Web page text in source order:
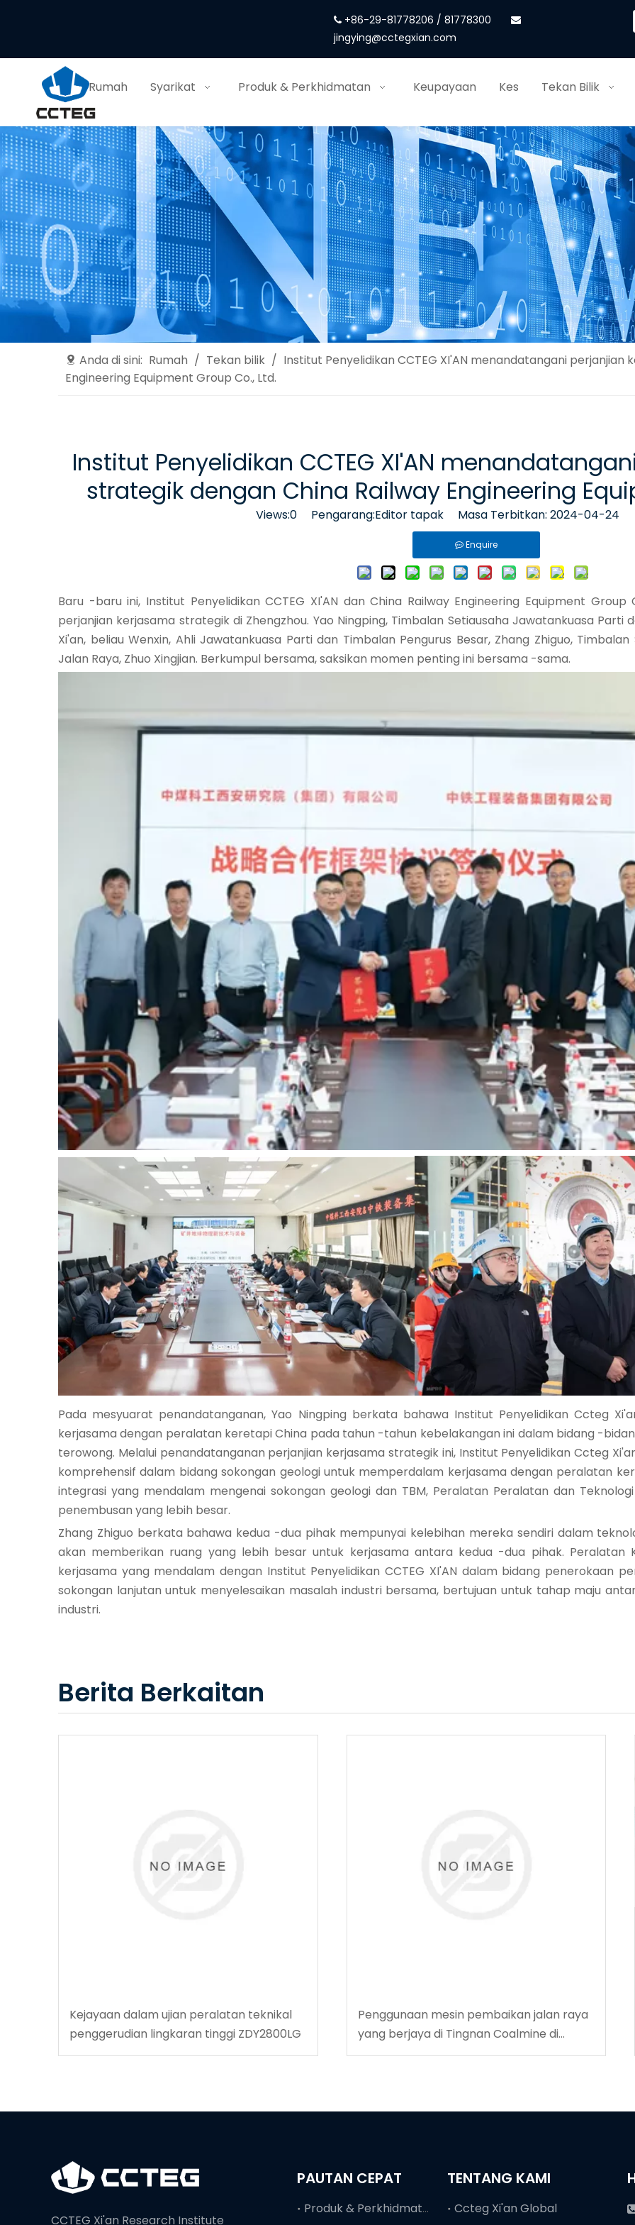
 +86-29-81778206 / 81778300
jingying@cctegxian.com
Rumah Syarikat Produk & Perkhidmatan Keupayaan Kes Tekan Bilik
Anda di sini: Rumah / Tekan bilik / Institut Penyelidikan CCTEG XI'AN menandatangani
Engineering Equipment Group Co., Ltd.
Institut Penyelidikan CCTEG XI'AN
strategik dengan China Railway Engineering
Views:0Pengarang:Editor tapak Masa Terbitkan: 2024-04-24
Enquire
Baru -baru ini, Institut Penyelidikan CCTEG XI'AN dan China Railway Engineering Equipment
perjanjian kerjasama strategik di Zhengzhou. Yao Ningping, Timbalan Setiausaha Jawatankuasa Parti
Xi'an, beliau Wenxin, Ahli Jawatankuasa Parti dan Timbalan Pengurus Besar, Zhang Zhiguo,
Jalan Raya, Zhuo Xingjian. Berkumpul bersama, saksikan momen penting ini bersama -sama.
Pada mesyuarat penandatanganan, Yao Ningping berkata bahawa Institut Penyelidikan Ccteg
kerjasama dengan peralatan keretapi China pada tahun -tahun kebelakangan ini dalam bidang -
terowong. Melalui penandatanganan perjanjian kerjasama strategik ini, Institut Penyelidikan Ccteg
komprehensif dalam bidang sokongan geologi untuk memperdalam kerjasama dengan peralatan
integrasi yang mendalam mengenai sokongan geologi dan TBM, Peralatan Peralatan dan
penembusan yang lebih besar.
Zhang Zhiguo berkata bahawa kedua -dua pihak mempunyai kelebihan mereka sendiri dalam
akan memberikan ruang yang lebih besar untuk kerjasama antara kedua -dua pihak. Peralatan
kerjasama yang mendalam dengan Institut Penyelidikan CCTEG XI'AN dalam bidang penerokaan
sokongan lanjutan untuk menyelesaikan masalah industri bersama, bertujuan untuk tahap maju
industri.
Berita Berkaitan
Kejayaan dalam ujian peralatan teknikal
penggerudian lingkaran tinggi ZDY2800LG
Penggunaan mesin pembaikan jalan raya
yang berjaya di Tingnan Coalmine di
Tingnan
CCTEG Xi'an Research Institute
PAUTAN CEPAT
Produk & Perkhidmatan
TENTANG KAMI
Ccteg Xi'an Global